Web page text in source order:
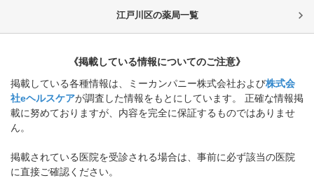
江戸川区の薬局一覧
《掲載している情報についてのご注意》
掲載している各種情報は、ミーカンパニー株式会社および株式会
社eヘルスケアが調査した情報をもとにしています。 正確な情報掲
載に努めておりますが、内容を完全に保証するものではありませ
ん。
掲載されている医院を受診される場合は、事前に必ず該当の医院
に直接ご確認ください。